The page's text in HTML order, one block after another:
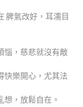
脾氣改好，耳濡目
惱，慈悲就沒有敵
快樂開心，尤其法
想，放鬆自在。